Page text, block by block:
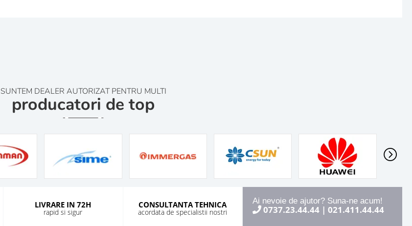
SUNTEM DEALER AUTORIZAT PENTRU MULTI
producatori de top
LIVRARE IN 72H
rapid si sigur
CONSULTANTA TEHNICA
acordata de specialistii nostri
Ai nevoie de ajutor? Suna-ne acum!
0737.23.44.44 | 021.411.44.44